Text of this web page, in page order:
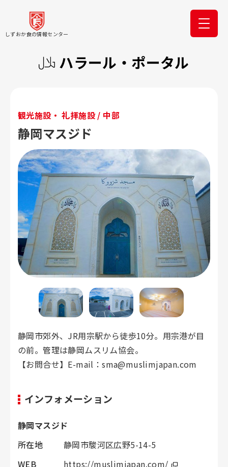
しずおか食の情報センター
ハラール・ポータル
観光施設・ 礼拝施設 / 中部
静岡マスジド
静岡市郊外、JR用宗駅から徒歩10分。用宗港が目
の前。管理は静岡ムスリム協会。
【お問合せ】E-mail：sma@muslimjapan.com
インフォメーション
静岡マスジド
所在地
静岡市駿河区広野5-14-5
WEB
https://muslimjapan.com/